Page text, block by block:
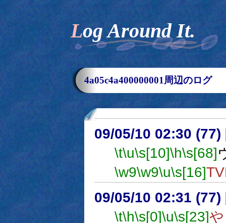
Log Around It.
4a05c4a400000001周辺のログ
09/05/10 02:30 (77)
\t\u\s[10]\h\s[68]
\w9\w9\u\s[16]
09/05/10 02:31 (77)
\t\h\s[0]\u\s[23]